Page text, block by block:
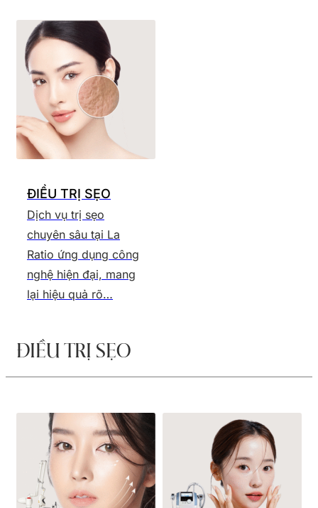
ĐIỀU TRỊ SẸO
Dịch vụ trị sẹo
chuyên sâu tại La
Ratio ứng dụng công
nghệ hiện đại, mang
lại hiệu quả rõ…
ĐIỀU TRỊ SẸO